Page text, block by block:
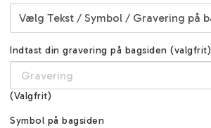
Indtast din gravering på bagsiden (valgfrit)
(Valgfrit)
Symbol på bagsiden